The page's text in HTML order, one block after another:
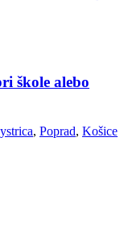
škole alebo
, Poprad, Košice